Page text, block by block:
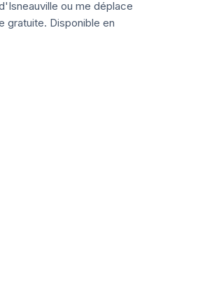
ou me déplace
gratuite. Disponible en